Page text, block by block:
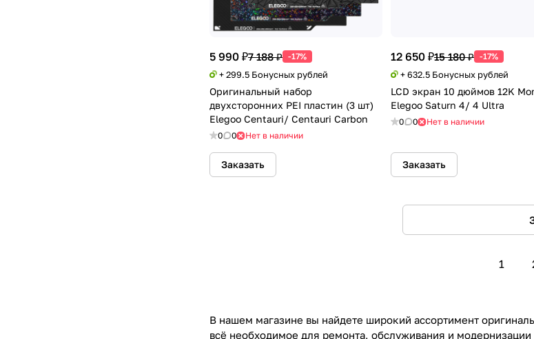
5 990 ₽7 188 ₽ -17%
+ 299.5 Бонусных рублей
Оригинальный набор
двухсторонних PEI пластин (3 шт)
Elegoo Centauri/ Centauri Carbon
0 0 Нет в наличии
Заказать
12 650 ₽15 180 ₽ -17%
+ 632.5 Бонусных рублей
LCD экран 10 дюймов 12K
Elegoo Saturn 4/ 4 Ultra
0 0 Нет в наличии
Заказать
1
В нашем магазине вы найдете широкий ассортимент
всё необходимое для ремонта, обслуживания и